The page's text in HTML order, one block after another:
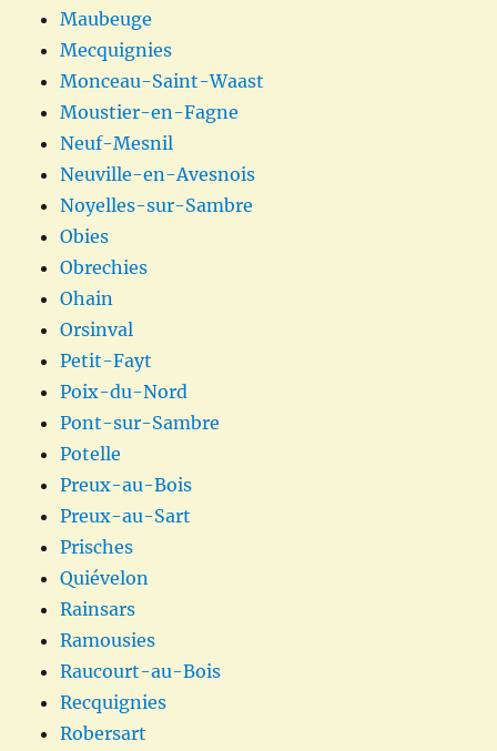
Maubeuge
Mecquignies
Monceau-Saint-Waast
Moustier-en-Fagne
Neuf-Mesnil
Neuville-en-Avesnois
Noyelles-sur-Sambre
Obies
Obrechies
Ohain
Orsinval
Petit-Fayt
Poix-du-Nord
Pont-sur-Sambre
Potelle
Preux-au-Bois
Preux-au-Sart
Prisches
Quiévelon
Rainsars
Ramousies
Raucourt-au-Bois
Recquignies
Robersart